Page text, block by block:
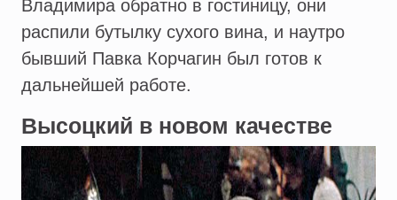
Владимира обратно в гостиницу, они
распили бутылку сухого вина, и наутро
бывший Павка Корчагин был готов к
дальнейшей работе.
Высоцкий в новом качестве